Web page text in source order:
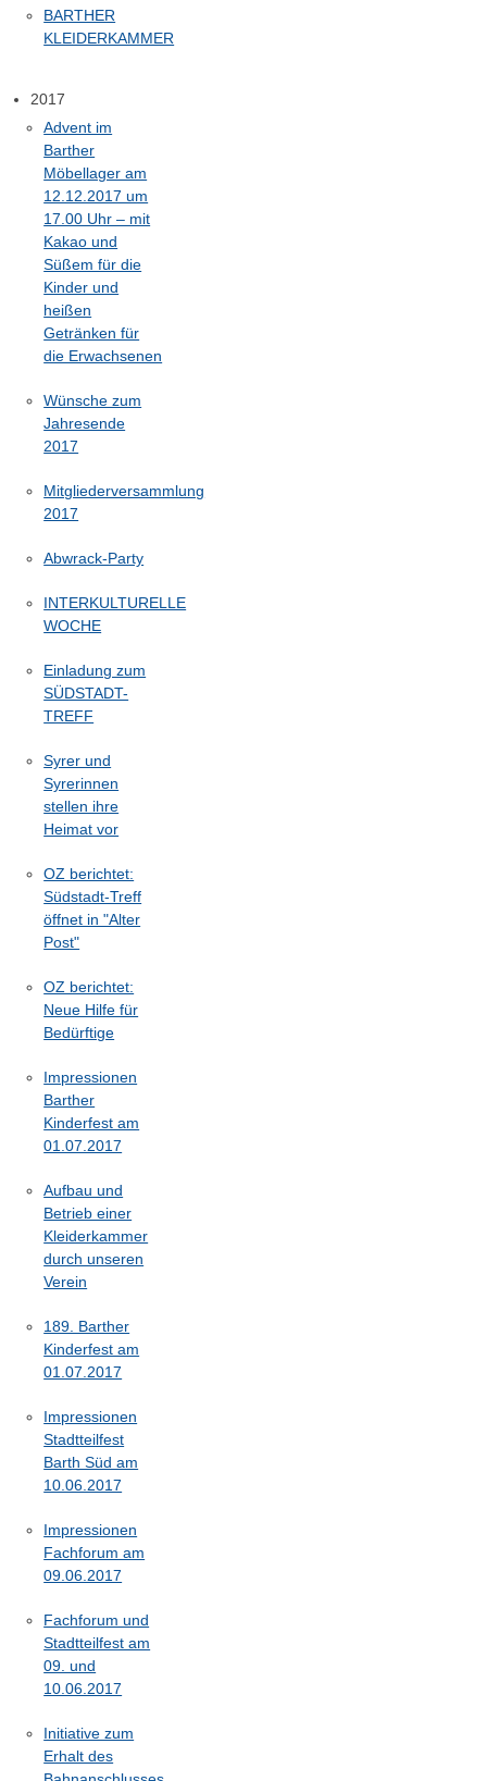
BARTHER
KLEIDERKAMMER
2017
Advent im
Barther
Möbellager am
12.12.2017 um
17.00 Uhr – mit
Kakao und
Süßem für die
Kinder und
heißen
Getränken für
die Erwachsenen
Wünsche zum
Jahresende
2017
Mitgliederversammlung
2017
Abwrack-Party
INTERKULTURELLE
WOCHE
Einladung zum
SÜDSTADT-
TREFF
Syrer und
Syrerinnen
stellen ihre
Heimat vor
OZ berichtet:
Südstadt-Treff
öffnet in "Alter
Post"
OZ berichtet:
Neue Hilfe für
Bedürftige
Impressionen
Barther
Kinderfest am
01.07.2017
Aufbau und
Betrieb einer
Kleiderkammer
durch unseren
Verein
189. Barther
Kinderfest am
01.07.2017
Impressionen
Stadtteilfest
Barth Süd am
10.06.2017
Impressionen
Fachforum am
09.06.2017
Fachforum und
Stadtteilfest am
09. und
10.06.2017
Initiative zum
Erhalt des